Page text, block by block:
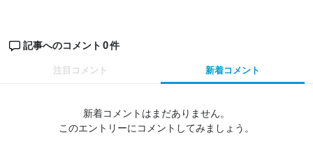
記事へのコメント 0件
注目コメント 新着コメント
新着コメントはまだありません。
このエントリーにコメントしてみましょう。